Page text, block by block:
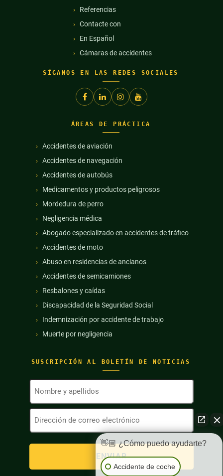
Referencias
Contacte con
En Español
Cámaras de accidentes
SÍGANOS EN LAS REDES SOCIALES
SUSCRIPCIÓN AL BOLETÍN DE NOTICIAS
Nombre
apellidos
Dirección
de
correo
electrónico
(Obligatorio)
ÁREAS DE PRÁCTICA
Accidentes de aviación
Accidentes de navegación
Accidentes de autobús
Medicamentos y productos peligrosos
Mordedura de perro
Negligencia médica
Abogado especializado en accidentes de tráfico
Accidentes de moto
Abuso en residencias de ancianos
Accidentes de semicamiones
Resbalones y caídas
Discapacidad de la Seguridad Social
Indemnización por accidente de trabajo
Muerte por negligencia
👋🏼 ¿Cómo puedo ayudarte?
Accidente de coche